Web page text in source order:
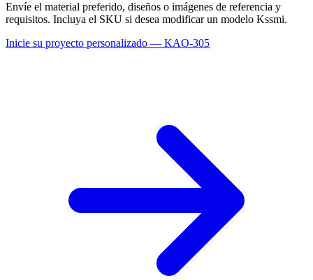
Envíe el material preferido, diseños o imágenes de referencia y
requisitos. Incluya el SKU si desea modificar un modelo Kssmi.
Inicie su proyecto personalizado — KAO-305